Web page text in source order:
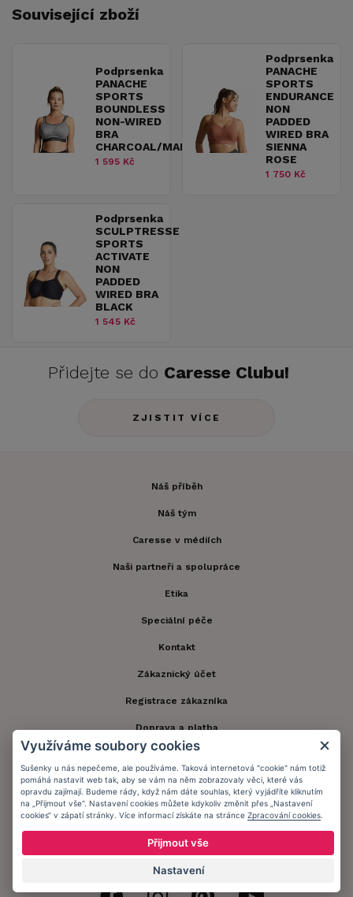
Související zboží
Podprsenka
PANACHE
SPORTS
BOUNDLESS
NON-WIRED
BRA
CHARCOAL/MARL
1 595 Kč
Podprsenka
PANACHE
SPORTS
ENDURANCE
NON
PADDED
WIRED BRA
SIENNA
ROSE
1 750 Kč
Podprsenka
SCULPTRESSE
SPORTS
ACTIVATE
NON
PADDED
WIRED BRA
BLACK
1 545 Kč
Přidejte se do Caresse Clubu!
ZJISTIT VÍCE
Náš příběh
Náš tým
Caresse v médiích
Naši partneři a spolupráce
Etika
Speciální péče
Kontakt
Zákaznický účet
Registrace zákazníka
Doprava a platba
Obchodní podmínky
Ochrana osobních údajů
Informační memorandum
Zůstaňte s námi v kontaktu.
Využíváme soubory cookies
Sušenky u nás nepečeme, ale používáme. Taková internetová "cookie" nám totiž
pomáhá nastavit web tak, aby se vám na něm zobrazovaly věci, které vás
opravdu zajímají. Budeme rády, když nám dáte souhlas, který vyjádříte kliknutím
na „Přijmout vše“. Nastavení cookies můžete kdykoliv změnit přes „Nastavení
cookies“ v zápatí stránky. Více informací získáte na stránce Zpracování cookies.
Přijmout vše
Nastavení